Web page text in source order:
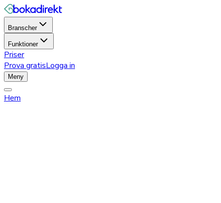
Branscher
Funktioner
Priser
Prova gratisLogga in
Meny
Hem